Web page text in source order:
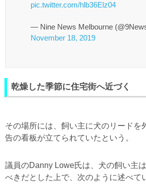
pic.twitter.com/hlb36Elz04
— Nine News Melbourne
November 18, 2019
乾燥した季節に住宅街へ近づく
その場所には、飼い主に犬のリードを
告の看板が立てられていたという。
議員のDanny Lowe氏は、犬の飼い主
べきだとした上で、次のように述べて